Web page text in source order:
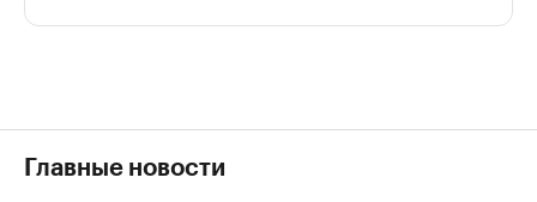
Главные новости